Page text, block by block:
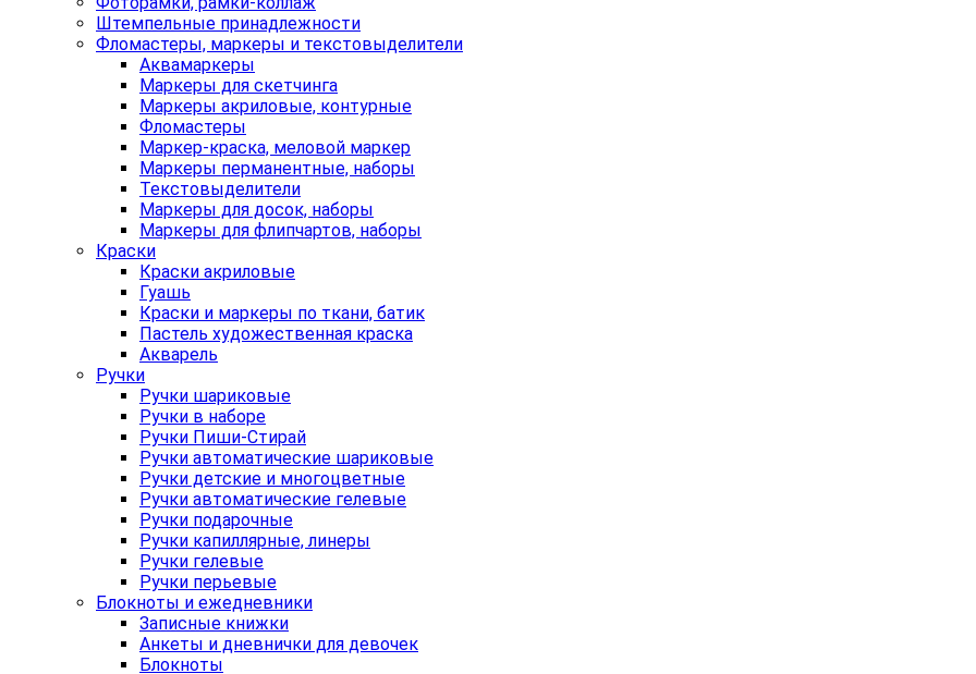
Штемпельные принадлежности
Фломастеры, маркеры и текстовыделители
Аквамаркеры
Маркеры для скетчинга
Маркеры акриловые, контурные
Фломастеры
Маркер-краска, меловой маркер
Маркеры перманентные, наборы
Текстовыделители
Маркеры для досок, наборы
Маркеры для флипчартов, наборы
Краски
Краски акриловые
Гуашь
Краски и маркеры по ткани, батик
Пастель художественная краска
Акварель
Ручки
Ручки шариковые
Ручки в наборе
Ручки Пиши-Стирай
Ручки автоматические шариковые
Ручки детские и многоцветные
Ручки автоматические гелевые
Ручки подарочные
Ручки капиллярные, линеры
Ручки гелевые
Ручки перьевые
Блокноты и ежедневники
Записные книжки
Анкеты и дневнички для девочек
Блокноты